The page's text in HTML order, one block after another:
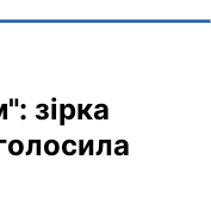
зірка